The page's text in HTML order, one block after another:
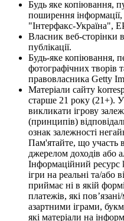
Будь яке копіювання,
поширення
"Інтерфакс-Україна",
Власник веб-сторінки
публікації.
Будь-яке копіювання,
фотографічних творів
правовласника Getty
Матеріали сайту
старше 21 року (21+).
викликати ігрову
(принципів)
ознак залежності
Пам'ятайте, що участь
джерелом доходів або
Інформаційний ресурс
ігри на реальні та/або
приймає ні в якій
платежів, які
азартними іграми,
які матеріали на